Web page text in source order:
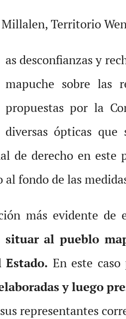
Territorio
as desconfianzas y
mapuche sobre las
propuestas por la
diversas ópticas
de derecho en este
al fondo de las
más evidente
situar al pueblo
En este
y luego
representantes